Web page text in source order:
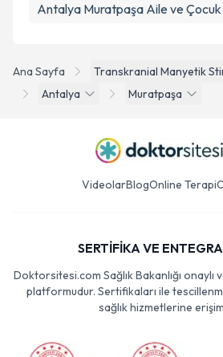
Ana Sayfa
Transkranial Manyetik
Antalya
Muratpaşa
Antalya Muratpaşa Aile ve Çocuk
VideolarBlogOnline Terapi
SERTİFİKA VE
Doktorsitesi.com Sağlık Bakanlığı onaylı
platformudur. Sertifikaları ile
sağlık hizmetlerine